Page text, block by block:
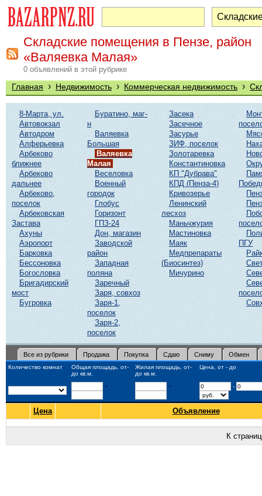
Складские помещения в Пензе, район
«Валяевка Малая»
0 объявлений в этой рубрике
Главная › Недвижимость › Коммерческая недвижимость ›
8-Марта, ул.
Автовокзал
Автодром
Алферьевка
Арбеково
ближнее
Арбеково
дальнее
Арбеково,
поселок
Арбековская
Застава
Ахуны
Аэропорт
Барковка
Бессоновка
Богословка
Бригадирский
мост
Бугровка
Буратино, маг-
н
Валяевка
Большая
Валяевка
Малая
Веселовка
Военный
городок
Глобус
Горизонт
ГПЗ-24
Дон, магазин
Заводской
район
Западная
поляна
Заречный
Заря, совхоз
Заря-1,
поселок
Заря-2,
поселок
Засека
Засечное
Засурье
ЗИФ, поселок
Золотаревка
Константиновка
КП "Дубрава"
КПД (Пенза-4)
Кривозерье
Ленинский
лесхоз
Маньчжурия
Мастиновка
Маяк
Медпрепараты
(Биосинтез)
Мичурино
ПГУ
Все из рубрики Продажа Покупка Сдаю Сниму Обмен
Количество комнат
Общая площадь, от-
до кв.м.
Жилая площадь, от-
до кв.м.
Цена, от - до
- - -
Цена Объявление
К